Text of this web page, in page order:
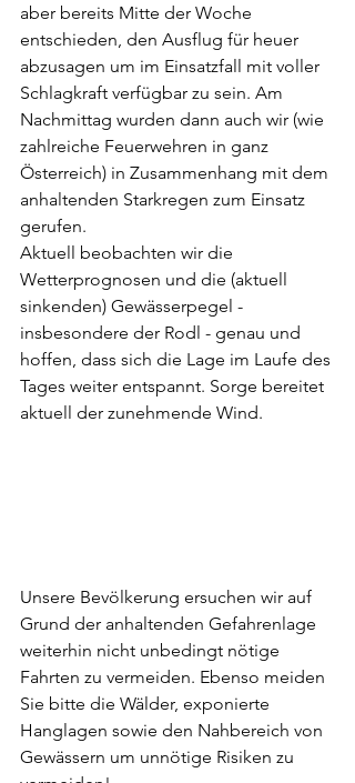
aber bereits Mitte der Woche
entschieden, den Ausflug für heuer
abzusagen um im Einsatzfall mit voller
Schlagkraft verfügbar zu sein. Am
Nachmittag wurden dann auch wir (wie
zahlreiche Feuerwehren in ganz
Österreich) in Zusammenhang mit dem
anhaltenden Starkregen zum Einsatz
gerufen.
Aktuell beobachten wir die
Wetterprognosen und die (aktuell
sinkenden) Gewässerpegel -
insbesondere der Rodl - genau und
hoffen, dass sich die Lage im Laufe des
Tages weiter entspannt. Sorge bereitet
aktuell der zunehmende Wind.
Unsere Bevölkerung ersuchen wir auf
Grund der anhaltenden Gefahrenlage
weiterhin nicht unbedingt nötige
Fahrten zu vermeiden. Ebenso meiden
Sie bitte die Wälder, exponierte
Hanglagen sowie den Nahbereich von
Gewässern um unnötige Risiken zu